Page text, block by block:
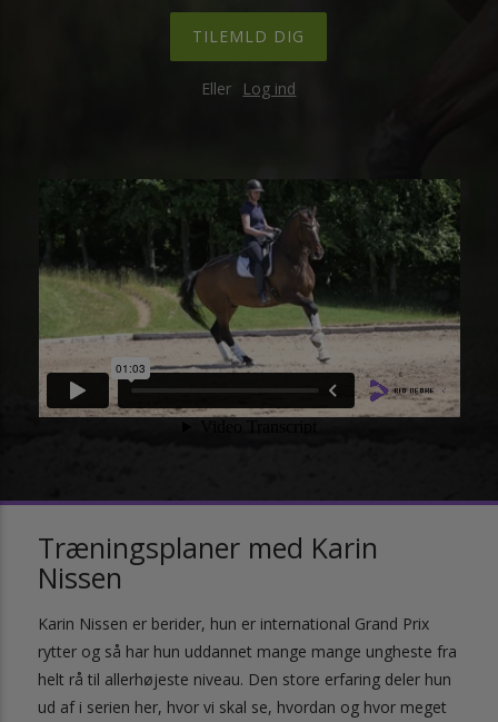
TILEMLD DIG
Eller Log ind
Træningsplaner med Karin
Nissen
Karin Nissen er berider, hun er international Grand Prix
rytter og så har hun uddannet mange mange ungheste fra
helt rå til allerhøjeste niveau. Den store erfaring deler hun
ud af i serien her, hvor vi skal se, hvordan og hvor meget